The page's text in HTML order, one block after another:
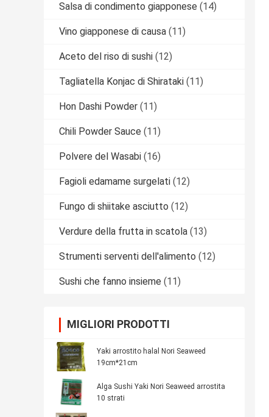
Salsa di condimento giapponese (14)
Vino giapponese di causa (11)
Aceto del riso di sushi (12)
Tagliatella Konjac di Shirataki (11)
Hon Dashi Powder (11)
Chili Powder Sauce (11)
Polvere del Wasabi (16)
Fagioli edamame surgelati (12)
Fungo di shiitake asciutto (12)
Verdure della frutta in scatola (13)
Strumenti serventi dell'alimento (12)
Sushi che fanno insieme (11)
MIGLIORI PRODOTTI
Yaki arrostito halal Nori Seaweed
19cm*21cm
Alga Sushi Yaki Nori Seaweed arrostita
10 strati